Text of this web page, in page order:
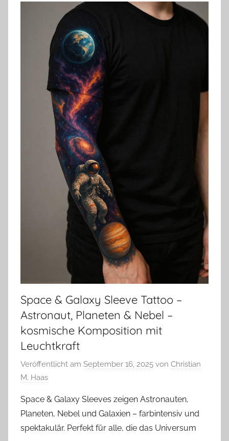
Space & Galaxy Sleeve Tattoo –
Astronaut, Planeten & Nebel –
kosmische Komposition mit
Leuchtkraft
Veröffentlicht am September 16, 2025 von Christian
M. Haas
Space & Galaxy Sleeves zeigen Astronauten,
Planeten, Nebel und Galaxien – farbintensiv und
spektakulär. Perfekt für alle, die das Universum